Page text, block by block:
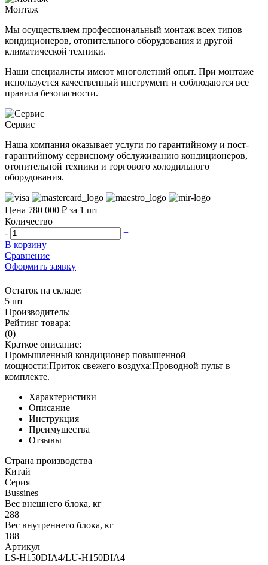
Монтаж
Мы осуществляем профессиональный монтаж всех типов
кондиционеров, отопительного оборудования и другой
климатической техники.
Наши специалисты имеют многолетний опыт. При монтаже
используется качественный инструмент и соблюдаются все
правила безопасности.
Сервис
Наша компания оказывает услуги по гарантийному и пост-
гарантийному сервисному обслуживанию кондиционеров,
отопительной техники и торгового холодильного
оборудования.
Цена 780 000 ₽ за 1 шт
Количество
-
+
В корзину
Сравнение
Оформить заявку
Остаток на складе:
5 шт
Производитель:
Рейтинг товара:
(0)
Краткое описание:
Промышленный кондиционер повышенной
мощности;Приток свежего воздуха;Проводной пульт в
комплекте.
Характеристики
Описание
Инструкция
Преимущества
Отзывы
Страна производства
Китай
Серия
Bussines
Вес внешнего блока, кг
288
Вес внутреннего блока, кг
188
Артикул
LS-H150DIA4/LU-H150DIA4